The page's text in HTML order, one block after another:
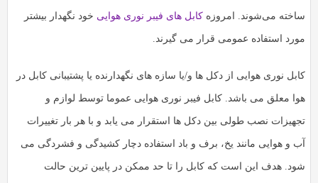
می‌شوند. امروزه کابل های فیبر نوری هواییخود نگهدار بیشتر
استفاده عمومی قرار می گیرند.
نوری هوایی از دکل ها و/یا سازه های نگهدارنده یا پشتیبانی کابل در
معلق می باشد. کابل فیبر نوری هوایی عموما توسط لوازم و
نصب طولی بین دکل ها استقرار می یابد و با هر بار تغییرات
و هوایی مانند یخ، برف و باد استفاده دچار کشیدگی و فشردگی می
هدف این است که کابل را تا حد ممکن در پایین ترین حالت